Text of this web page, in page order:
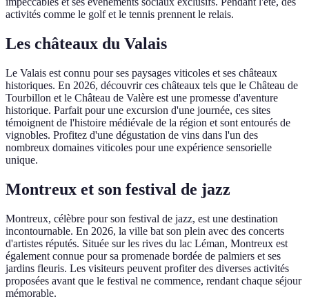
activités comme le golf et le tennis prennent le relais.
Les châteaux du Valais
Le Valais est connu pour ses paysages viticoles et ses châteaux
historiques. En 2026, découvrir ces châteaux tels que le Château de
Tourbillon et le Château de Valère est une promesse d'aventure
historique. Parfait pour une excursion d'une journée, ces sites
témoignent de l'histoire médiévale de la région et sont entourés de
vignobles. Profitez d'une dégustation de vins dans l'un des
nombreux domaines viticoles pour une expérience sensorielle
unique.
Montreux et son festival de jazz
Montreux, célèbre pour son festival de jazz, est une destination
incontournable. En 2026, la ville bat son plein avec des concerts
d'artistes réputés. Située sur les rives du lac Léman, Montreux est
également connue pour sa promenade bordée de palmiers et ses
jardins fleuris. Les visiteurs peuvent profiter des diverses activités
proposées avant que le festival ne commence, rendant chaque séjour
mémorable.